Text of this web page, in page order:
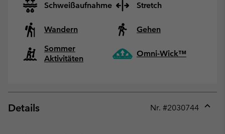
Schweißaufnahme Stretch
Wandern
Gehen
Sommer
Aktivitäten
Omni-Wick™
Details Nr. #2030744